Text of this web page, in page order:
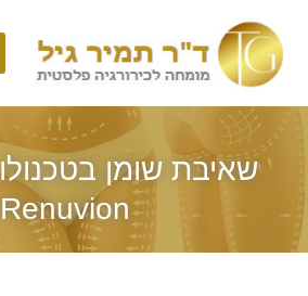
שאיבת שומן
Renuvion